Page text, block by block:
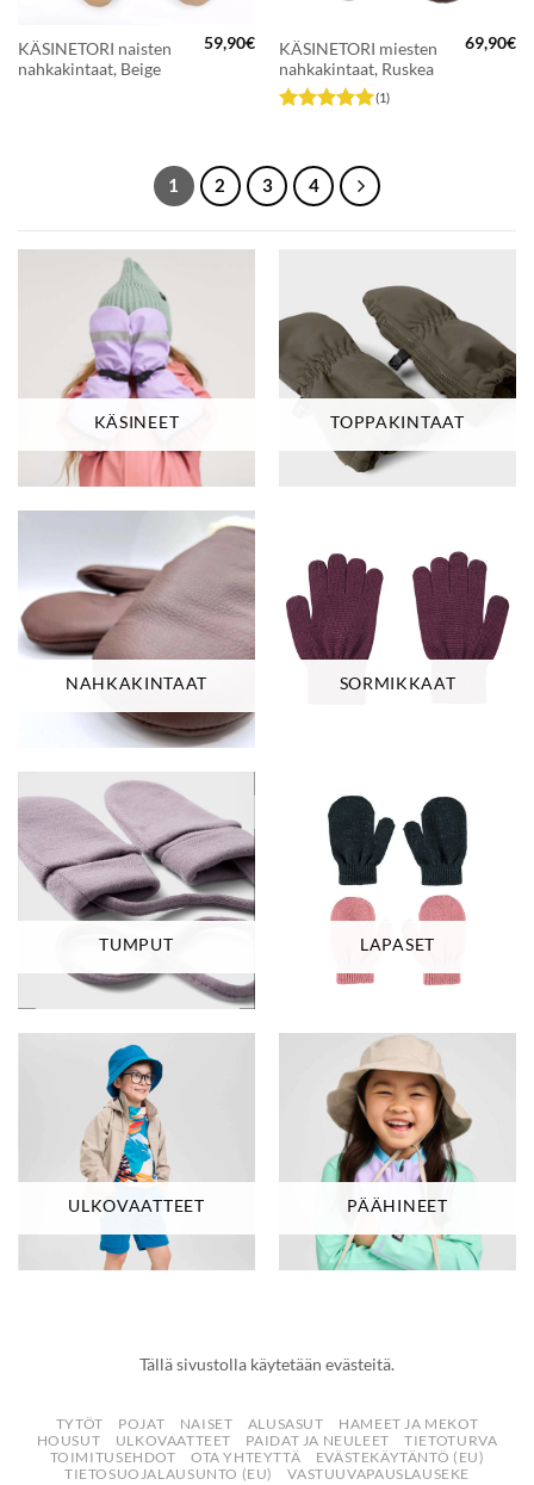
KÄSINETORI naisten
nahkakintaat, Beige
59,90€
KÄSINETORI miesten
nahkakintaat, Ruskea
/ 5
(1)
69,90€
1 2 3 4
KÄSINEET TOPPAKINTAAT
NAHKAKINTAAT SORMIKKAAT
TUMPUT LAPASET
ULKOVAATTEET PÄÄHINEET
Tällä sivustolla käytetään evästeitä.
TYTÖT POJAT NAISET ALUSASUT
HAMEET JA MEKOT
HOUSUT
ULKOVAATTEET PAIDAT JA NEULEET
TIETOTURVA
TOIMITUSEHDOT
OTA YHTEYTTÄ
EVÄSTEKÄYTÄNTÖ (EU)
TIETOSUOJALAUSUNTO (EU)
VASTUUVAPAUSLAUSEKE